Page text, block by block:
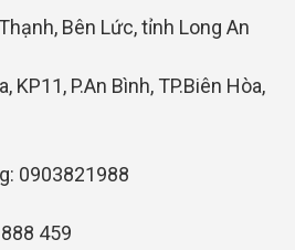
Bên Lức, tỉnh Long An
KP11, P.An Bình, TP.Biên Hòa,
0903821988
459